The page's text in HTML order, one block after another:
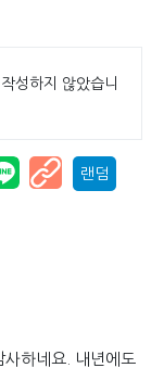
성하지 않았습니
랜덤
하네요. 내년에도